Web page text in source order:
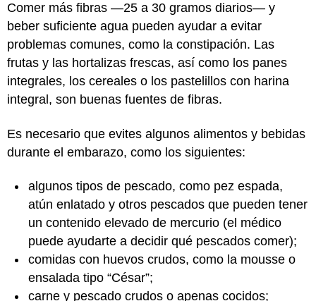
Comer más fibras —25 a 30 gramos diarios— y
beber suficiente agua pueden ayudar a evitar
problemas comunes, como la constipación. Las
frutas y las hortalizas frescas, así como los panes
integrales, los cereales o los pastelillos con harina
integral, son buenas fuentes de fibras.
Es necesario que evites algunos alimentos y bebidas
durante el embarazo, como los siguientes:
algunos tipos de pescado, como pez espada,
atún enlatado y otros pescados que pueden tener
un contenido elevado de mercurio (el médico
puede ayudarte a decidir qué pescados comer);
comidas con huevos crudos, como la mousse o
ensalada tipo “César”;
carne y pescado crudos o apenas cocidos;